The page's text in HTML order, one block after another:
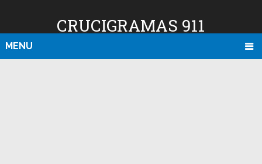
CRUCIGRAMAS 911
MENU